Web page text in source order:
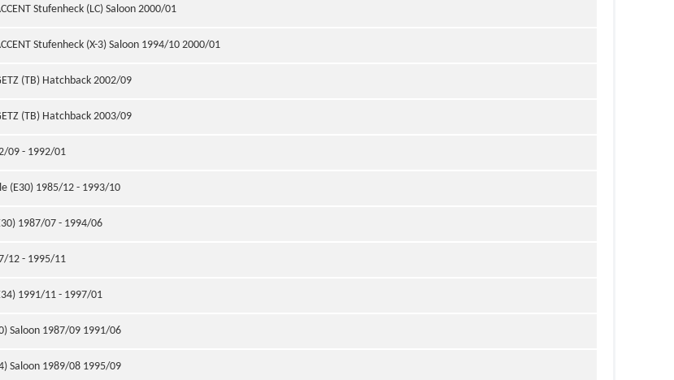
Stufenheck (LC) Saloon 2000/01
Stufenheck (X-3) Saloon 1994/10 2000/01
(TB) Hatchback 2002/09
(TB) Hatchback 2003/09
09 - 1992/01
(E30) 1985/12 - 1993/10
1987/07 - 1994/06
12 - 1995/11
1991/11 - 1997/01
Saloon 1987/09 1991/06
Saloon 1989/08 1995/09